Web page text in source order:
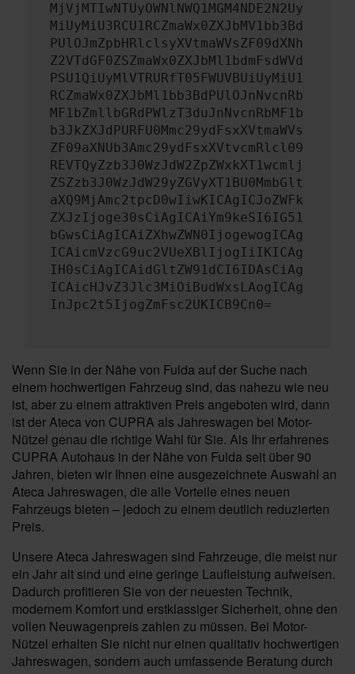
MjVjMTIwNTUyOWNlNWQ1MGM4NDE2N2Uy
MiUyMiU3RCU1RCZmaWx0ZXJbMV1bb3Bd
PUlOJmZpbHRlclsyXVtmaWVsZF09dXNh
Z2VTdGF0ZSZmaWx0ZXJbMl1bdmFsdWVd
PSU1QiUyMlVTRURfT05FWUVBUiUyMiU1
RCZmaWx0ZXJbMl1bb3BdPUlOJnNvcnRb
MF1bZmllbGRdPWlzT3duJnNvcnRbMF1b
b3JkZXJdPURFU0Mmc29ydFsxXVtmaWVs
ZF09aXNUb3Amc29ydFsxXVtvcmRlcl09
REVTQyZzb3J0WzJdW2ZpZWxkXT1wcmlj
ZSZzb3J0WzJdW29yZGVyXT1BU0MmbGlt
aXQ9MjAmc2tpcD0wIiwKICAgICJoZWFk
ZXJzIjoge30sCiAgICAiYm9keSI6IG51
bGwsCiAgICAiZXhwZWN0IjogewogICAg
ICAicmVzcG9uc2VUeXBlIjogIiIKICAg
IH0sCiAgICAidGltZW91dCI6IDAsCiAg
ICAicHJvZ3Jlc3MiOiBudWxsLAogICAg
InJpc2t5IjogZmFsc2UKICB9Cn0=
Wenn Sie in der Nähe von Fulda auf der Suche nach
einem hochwertigen Fahrzeug sind, das nahezu wie neu
ist, aber zu einem attraktiven Preis angeboten wird, dann
ist der Ateca von CUPRA als Jahreswagen bei Motor-
Nützel genau die richtige Wahl für Sie. Als Ihr erfahrenes
CUPRA Autohaus in der Nähe von Fulda seit über 90
Jahren, bieten wir Ihnen eine ausgezeichnete Auswahl an
Ateca Jahreswagen, die alle Vorteile eines neuen
Fahrzeugs bieten – jedoch zu einem deutlich reduzierten
Preis.
Unsere Ateca Jahreswagen sind Fahrzeuge, die meist nur
ein Jahr alt sind und eine geringe Laufleistung aufweisen.
Dadurch profitieren Sie von der neuesten Technik,
modernem Komfort und erstklassiger Sicherheit, ohne den
vollen Neuwagenpreis zahlen zu müssen. Bei Motor-
Nützel erhalten Sie nicht nur einen qualitativ hochwertigen
Jahreswagen, sondern auch umfassende Beratung durch